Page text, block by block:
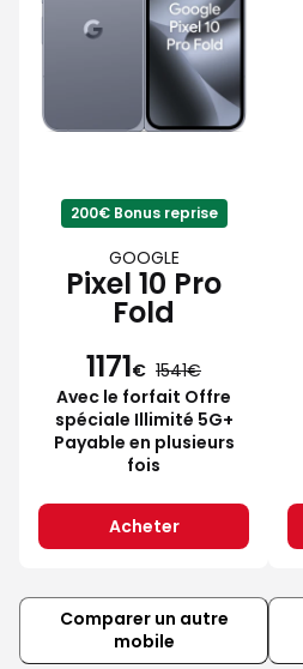
200€ Bonus reprise
GOOGLE
Pixel 10 Pro
Fold
1171€ 1541
Avec le forfait Offre
spéciale Illimité 5G+
Payable en plusieurs
fois
Acheter
Comparer un autre
mobile